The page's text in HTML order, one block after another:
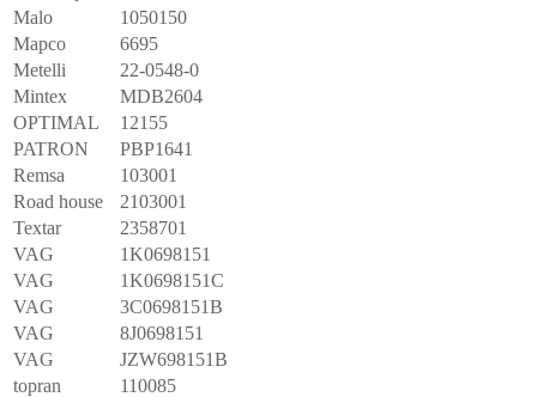
Malo
1050150
Mapco
6695
Metelli
22-0548-0
Mintex
MDB2604
OPTIMAL
12155
PATRON
PBP1641
Remsa
103001
Road house
2103001
Textar
2358701
VAG
1K0698151
VAG
1K0698151C
VAG
3C0698151B
VAG
8J0698151
VAG
JZW698151B
topran
110085